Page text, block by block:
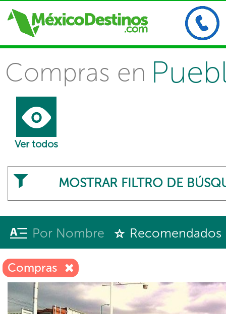
Compras en
Ver todos
MOSTRAR FILTRO DE
Por Nombre Recomendados
Compras